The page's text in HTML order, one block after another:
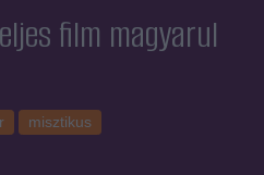
film magyarul
misztikus